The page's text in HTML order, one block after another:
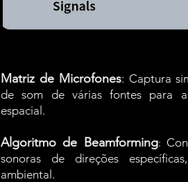
Matriz de Microfones: Captura
de som de várias fontes para
espacial.
Algoritmo de Beamforming:
sonoras de direções
ambiental.